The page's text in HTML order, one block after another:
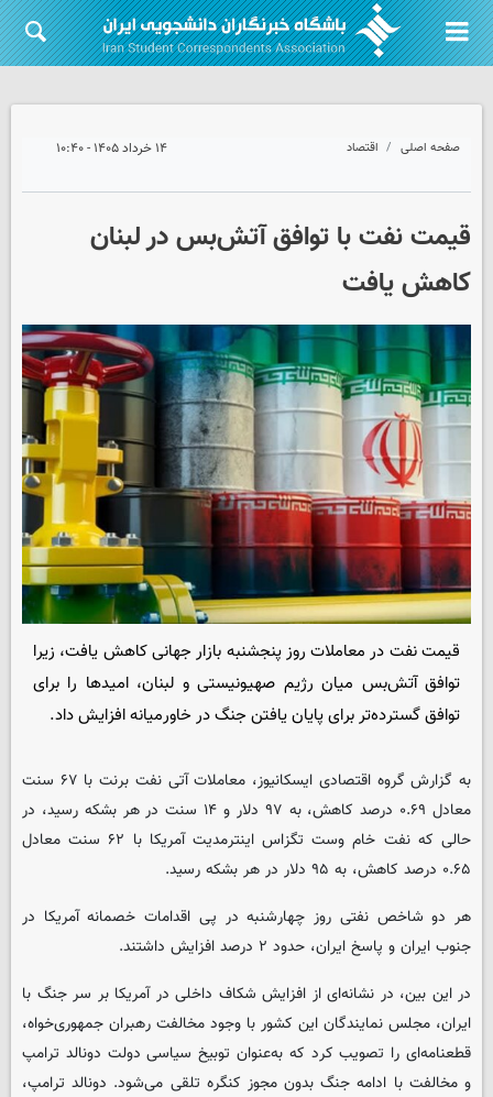
صفحه اصلی اقتصاد ۱۴ خرداد ۱۴۰۵ - ۱۰:۴۰
قیمت نفت با توافق آتش‌بس در لبنان
کاهش یافت
قیمت نفت در معاملات روز پنجشنبه بازار جهانی کاهش یافت، زیرا
توافق آتش‌بس میان رژیم صهیونیستی و لبنان، امیدها را برای
توافق گسترده‌تر برای پایان یافتن جنگ در خاورمیانه افزایش داد.
به گزارش گروه اقتصادی ایسکانیوز، معاملات آتی نفت برنت با ۶۷ سنت
معادل ۰.۶۹ درصد کاهش، به ۹۷ دلار و ۱۴ سنت در هر بشکه رسید، در
حالی که نفت خام وست تگزاس اینترمدیت آمریکا با ۶۲ سنت معادل
۰.۶۵ درصد کاهش، به ۹۵ دلار در هر بشکه رسید.
هر دو شاخص نفتی روز چهارشنبه در پی اقدامات خصمانه آمریکا در
جنوب ایران و پاسخ ایران، حدود ۲ درصد افزایش داشتند.
در این بین، در نشانه‌ای از افزایش شکاف داخلی در آمریکا بر سر جنگ با
ایران، مجلس نمایندگان این کشور با وجود مخالفت رهبران جمهوری‌خواه،
قطعنامه‌ای را تصویب کرد که به‌عنوان توبیخ سیاسی دولت دونالد ترامپ
و مخالفت با ادامه جنگ بدون مجوز کنگره تلقی می‌شود. دونالد ترامپ،